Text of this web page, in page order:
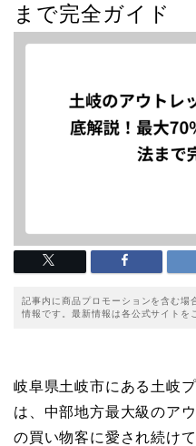
まで完全ガイド
記事内に商品プロモーションを含む
情報です。最新情報は各公式サイトを
岐阜県土岐市にある土岐
は、中部地方最大級のア
の買い物客に愛され続け